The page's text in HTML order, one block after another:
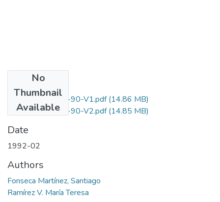
No
Thumbnail
Available
6224-03-001-90-V1.pdf(14.86 MB)
6224-03-001-90-V2.pdf(14.85 MB)
Date
1992-02
Authors
Fonseca Martínez, Santiago
Ramírez V. María Teresa